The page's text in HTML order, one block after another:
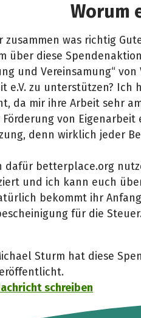
Worum
zusammen was richtig
über diese
und Vereinsamung“
e.V. zu unterstützen? Ich
da mir ihre Arbeit sehr
Förderung von Eigenarbeit
denn wirklich jeder
dafür betterplace.org
und ich kann euch
bekommt ihr
für die
Sturm hat diese
schreiben